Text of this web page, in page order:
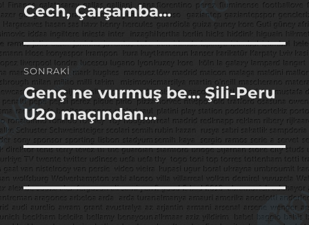
yazı:
Cech, Çarşamba…
SONRAKI
Sonraki
yazı:
Genç ne vurmuş be… Şili-Peru
U2o maçından…